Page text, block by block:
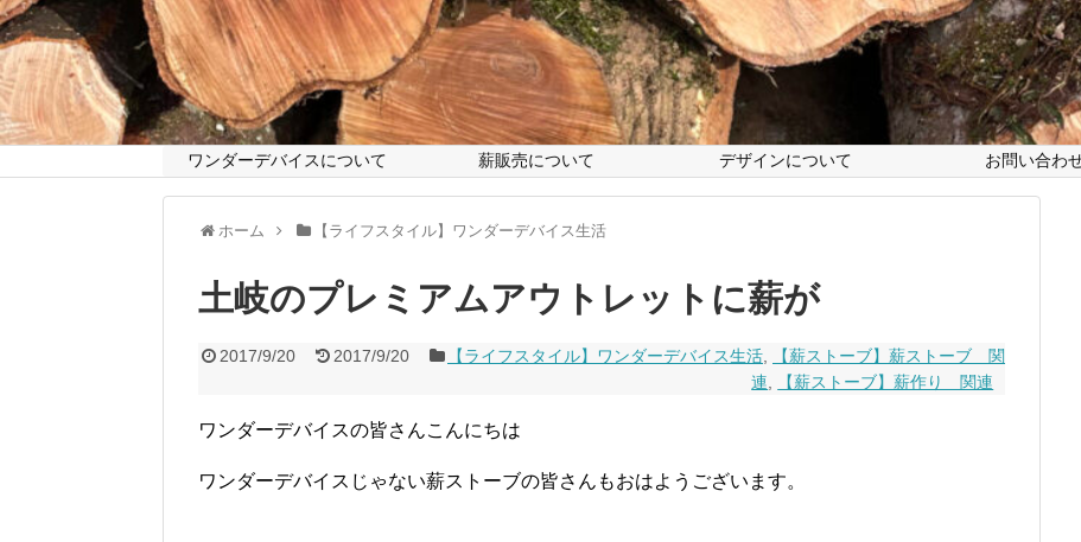
ワンダーデバイスについて 薪販売について デザインについて お問い合わ
ホーム 【ライフスタイル】ワンダーデバイス生活
土岐のプレミアムアウトレットに薪が
2017/9/20 2017/9/20 【ライフスタイル】ワンダーデバイス生活
【薪ストーブ】薪ストーブ 関
連
【薪ストーブ】薪作り 関連
ワンダーデバイスの皆さんこんにちは
ワンダーデバイスじゃない薪ストーブの皆さんもおはようございます。